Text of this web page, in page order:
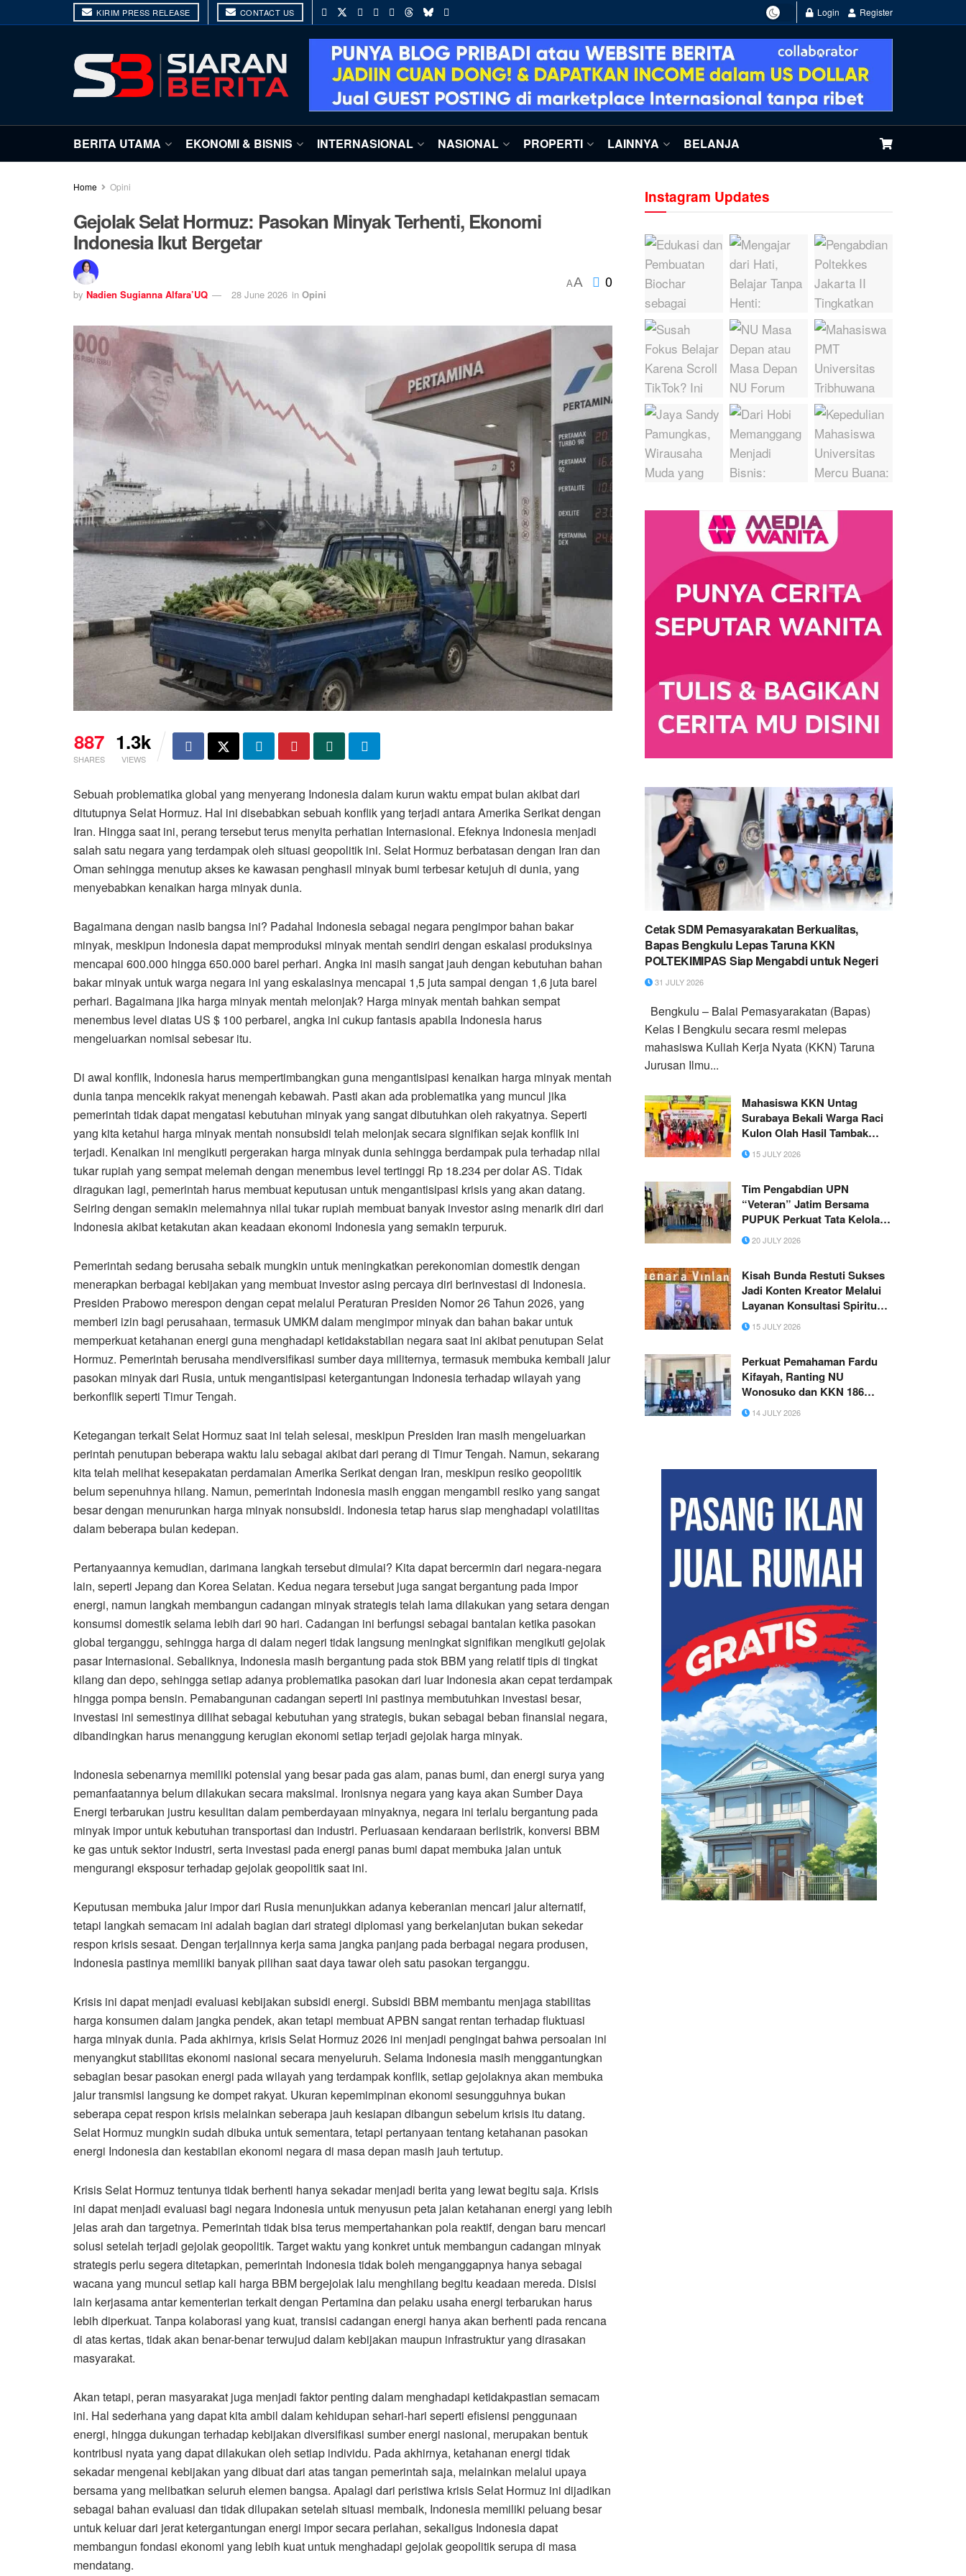
KIRIM PRESS RELEASE CONTACT US Login Register
BERITA UTAMA EKONOMI & BISNIS INTERNASIONAL NASIONAL PROPERTI LAINNYA BELANJA
Home Opini
Gejolak Selat Hormuz: Pasokan Minyak Terhenti, Ekonomi
Indonesia Ikut Bergetar
by Nadien Sugianna Alfara’UQ 28 June 2026 in Opini
AA 0
887
SHARES
1.3k
VIEWS
Sebuah problematika global yang menyerang Indonesia dalam kurun waktu empat bulan akibat dari
ditutupnya Selat Hormuz. Hal ini disebabkan sebuah konflik yang terjadi antara Amerika Serikat dengan
Iran. Hingga saat ini, perang tersebut terus menyita perhatian Internasional. Efeknya Indonesia menjadi
salah satu negara yang terdampak oleh situasi geopolitik ini. Selat Hormuz berbatasan dengan Iran dan
Oman sehingga menutup akses ke kawasan penghasil minyak bumi terbesar ketujuh di dunia, yang
menyebabkan kenaikan harga minyak dunia.
Bagaimana dengan nasib bangsa ini? Padahal Indonesia sebagai negara pengimpor bahan bakar
minyak, meskipun Indonesia dapat memproduksi minyak mentah sendiri dengan eskalasi produksinya
mencapai 600.000 hingga 650.000 barel perhari. Angka ini masih sangat jauh dengan kebutuhan bahan
bakar minyak untuk warga negara ini yang eskalasinya mencapai 1,5 juta sampai dengan 1,6 juta barel
perhari. Bagaimana jika harga minyak mentah melonjak? Harga minyak mentah bahkan sempat
menembus level diatas US $ 100 perbarel, angka ini cukup fantasis apabila Indonesia harus
mengeluarkan nomisal sebesar itu.
Di awal konflik, Indonesia harus mempertimbangkan guna mengantisipasi kenaikan harga minyak mentah
dunia tanpa mencekik rakyat menengah kebawah. Pasti akan ada problematika yang muncul jika
pemerintah tidak dapat mengatasi kebutuhan minyak yang sangat dibutuhkan oleh rakyatnya. Seperti
yang kita ketahui harga minyak mentah nonsubsidi telah melonjak secara signifikan sejak konflik ini
terjadi. Kenaikan ini mengikuti pergerakan harga minyak dunia sehingga berdampak pula terhadap nilai
tukar rupiah yang sempat melemah dengan menembus level tertinggi Rp 18.234 per dolar AS. Tidak
diragukan lagi, pemerintah harus membuat keputusan untuk mengantisipasi krisis yang akan datang.
Seiring dengan semakin melemahnya nilai tukar rupiah membuat banyak investor asing menarik diri dari
Indonesia akibat ketakutan akan keadaan ekonomi Indonesia yang semakin terpuruk.
Pemerintah sedang berusaha sebaik mungkin untuk meningkatkan perekonomian domestik dengan
menerapkan berbagai kebijakan yang membuat investor asing percaya diri berinvestasi di Indonesia.
Presiden Prabowo merespon dengan cepat melalui Peraturan Presiden Nomor 26 Tahun 2026, yang
memberi izin bagi perusahaan, termasuk UMKM dalam mengimpor minyak dan bahan bakar untuk
memperkuat ketahanan energi guna menghadapi ketidakstabilan negara saat ini akibat penutupan Selat
Hormuz. Pemerintah berusaha mendiversifikasi sumber daya militernya, termasuk membuka kembali jalur
pasokan minyak dari Rusia, untuk mengantisipasi ketergantungan Indonesia terhadap wilayah yang
berkonflik seperti Timur Tengah.
Ketegangan terkait Selat Hormuz saat ini telah selesai, meskipun Presiden Iran masih mengeluarkan
perintah penutupan beberapa waktu lalu sebagai akibat dari perang di Timur Tengah. Namun, sekarang
kita telah melihat kesepakatan perdamaian Amerika Serikat dengan Iran, meskipun resiko geopolitik
belum sepenuhnya hilang. Namun, pemerintah Indonesia masih enggan mengambil resiko yang sangat
besar dengan menurunkan harga minyak nonsubsidi. Indonesia tetap harus siap menghadapi volatilitas
dalam beberapa bulan kedepan.
Pertanyaannya kemudian, darimana langkah tersebut dimulai? Kita dapat bercermin dari negara-negara
lain, seperti Jepang dan Korea Selatan. Kedua negara tersebut juga sangat bergantung pada impor
energi, namun langkah membangun cadangan minyak strategis telah lama dilakukan yang setara dengan
konsumsi domestik selama lebih dari 90 hari. Cadangan ini berfungsi sebagai bantalan ketika pasokan
global terganggu, sehingga harga di dalam negeri tidak langsung meningkat signifikan mengikuti gejolak
pasar Internasional. Sebaliknya, Indonesia masih bergantung pada stok BBM yang relatif tipis di tingkat
kilang dan depo, sehingga setiap adanya problematika pasokan dari luar Indonesia akan cepat terdampak
hingga pompa bensin. Pemabangunan cadangan seperti ini pastinya membutuhkan investasi besar,
investasi ini semestinya dilihat sebagai kebutuhan yang strategis, bukan sebagai beban finansial negara,
dibandingkan harus menanggung kerugian ekonomi setiap terjadi gejolak harga minyak.
Indonesia sebenarnya memiliki potensial yang besar pada gas alam, panas bumi, dan energi surya yang
pemanfaatannya belum dilakukan secara maksimal. Ironisnya negara yang kaya akan Sumber Daya
Energi terbarukan justru kesulitan dalam pemberdayaan minyaknya, negara ini terlalu bergantung pada
minyak impor untuk kebutuhan transportasi dan industri. Perluasaan kendaraan berlistrik, konversi BBM
ke gas untuk sektor industri, serta investasi pada energi panas bumi dapat membuka jalan untuk
mengurangi eksposur terhadap gejolak geopolitik saat ini.
Keputusan membuka jalur impor dari Rusia menunjukkan adanya keberanian mencari jalur alternatif,
tetapi langkah semacam ini adalah bagian dari strategi diplomasi yang berkelanjutan bukan sekedar
respon krisis sesaat. Dengan terjalinnya kerja sama jangka panjang pada berbagai negara produsen,
Indonesia pastinya memiliki banyak pilihan saat daya tawar oleh satu pasokan terganggu.
Krisis ini dapat menjadi evaluasi kebijakan subsidi energi. Subsidi BBM membantu menjaga stabilitas
harga konsumen dalam jangka pendek, akan tetapi membuat APBN sangat rentan terhadap fluktuasi
harga minyak dunia. Pada akhirnya, krisis Selat Hormuz 2026 ini menjadi pengingat bahwa persoalan ini
menyangkut stabilitas ekonomi nasional secara menyeluruh. Selama Indonesia masih menggantungkan
sebagian besar pasokan energi pada wilayah yang terdampak konflik, setiap gejolaknya akan membuka
jalur transmisi langsung ke dompet rakyat. Ukuran kepemimpinan ekonomi sesungguhnya bukan
seberapa cepat respon krisis melainkan seberapa jauh kesiapan dibangun sebelum krisis itu datang.
Selat Hormuz mungkin sudah dibuka untuk sementara, tetapi pertanyaan tentang ketahanan pasokan
energi Indonesia dan kestabilan ekonomi negara di masa depan masih jauh tertutup.
Krisis Selat Hormuz tentunya tidak berhenti hanya sekadar menjadi berita yang lewat begitu saja. Krisis
ini dapat menjadi evaluasi bagi negara Indonesia untuk menyusun peta jalan ketahanan energi yang lebih
jelas arah dan targetnya. Pemerintah tidak bisa terus mempertahankan pola reaktif, dengan baru mencari
solusi setelah terjadi gejolak geopolitik. Target waktu yang konkret untuk membangun cadangan minyak
strategis perlu segera ditetapkan, pemerintah Indonesia tidak boleh menganggapnya hanya sebagai
wacana yang muncul setiap kali harga BBM bergejolak lalu menghilang begitu keadaan mereda. Disisi
lain kerjasama antar kementerian terkait dengan Pertamina dan pelaku usaha energi terbarukan harus
lebih diperkuat. Tanpa kolaborasi yang kuat, transisi cadangan energi hanya akan berhenti pada rencana
di atas kertas, tidak akan benar-benar terwujud dalam kebijakan maupun infrastruktur yang dirasakan
masyarakat.
Akan tetapi, peran masyarakat juga menjadi faktor penting dalam menghadapi ketidakpastian semacam
ini. Hal sederhana yang dapat kita ambil dalam kehidupan sehari-hari seperti efisiensi penggunaan
energi, hingga dukungan terhadap kebijakan diversifikasi sumber energi nasional, merupakan bentuk
kontribusi nyata yang dapat dilakukan oleh setiap individu. Pada akhirnya, ketahanan energi tidak
sekadar mengenai kebijakan yang dibuat dari atas tangan pemerintah saja, melainkan melalui upaya
bersama yang melibatkan seluruh elemen bangsa. Apalagi dari peristiwa krisis Selat Hormuz ini dijadikan
sebagai bahan evaluasi dan tidak dilupakan setelah situasi membaik, Indonesia memiliki peluang besar
untuk keluar dari jerat ketergantungan energi impor secara perlahan, sekaligus Indonesia dapat
membangun fondasi ekonomi yang lebih kuat untuk menghadapi gejolak geopolitik serupa di masa
mendatang.
Instagram Updates
Cetak SDM Pemasyarakatan Berkualitas,
Bapas Bengkulu Lepas Taruna KKN
POLTEKIMIPAS Siap Mengabdi untuk Negeri
31 JULY 2026
Bengkulu – Balai Pemasyarakatan (Bapas)
Kelas I Bengkulu secara resmi melepas
mahasiswa Kuliah Kerja Nyata (KKN) Taruna
Jurusan Ilmu...
Mahasiswa KKN Untag
Surabaya Bekali Warga Raci
Kulon Olah Hasil Tambak
Menjadi Produk Siap Jual
15 JULY 2026
Tim Pengabdian UPN
“Veteran” Jatim Bersama
PUPUK Perkuat Tata Kelola
Ekowisata Mangrove
Banyuurip Kabupaten Gresik
20 JULY 2026
Kisah Bunda Restuti Sukses
Jadi Konten Kreator Melalui
Layanan Konsultasi Spiritual
Di Tik Tok
15 JULY 2026
Perkuat Pemahaman Fardu
Kifayah, Ranting NU
Wonosuko dan KKN 186
UINSA Gelar Pelatihan
Tajhizul Janazah
14 JULY 2026